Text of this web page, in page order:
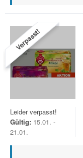
Verpasst!
Leider verpasst!
Gültig: 15.01. -
21.01.